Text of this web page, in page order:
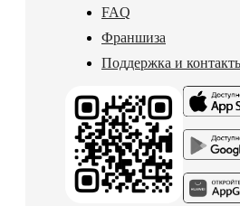
FAQ
Франшиза
Поддержка и